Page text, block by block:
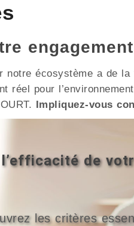
notre écosystème a de la
réel pour
Impliquez-vous
de
les critères